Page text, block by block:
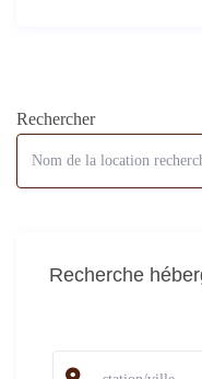
Rechercher
Recherche